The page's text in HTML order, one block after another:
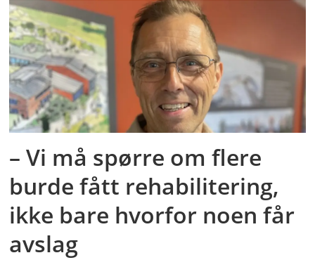
– Vi må spørre om flere
burde fått rehabilitering,
ikke bare hvorfor noen får
avslag